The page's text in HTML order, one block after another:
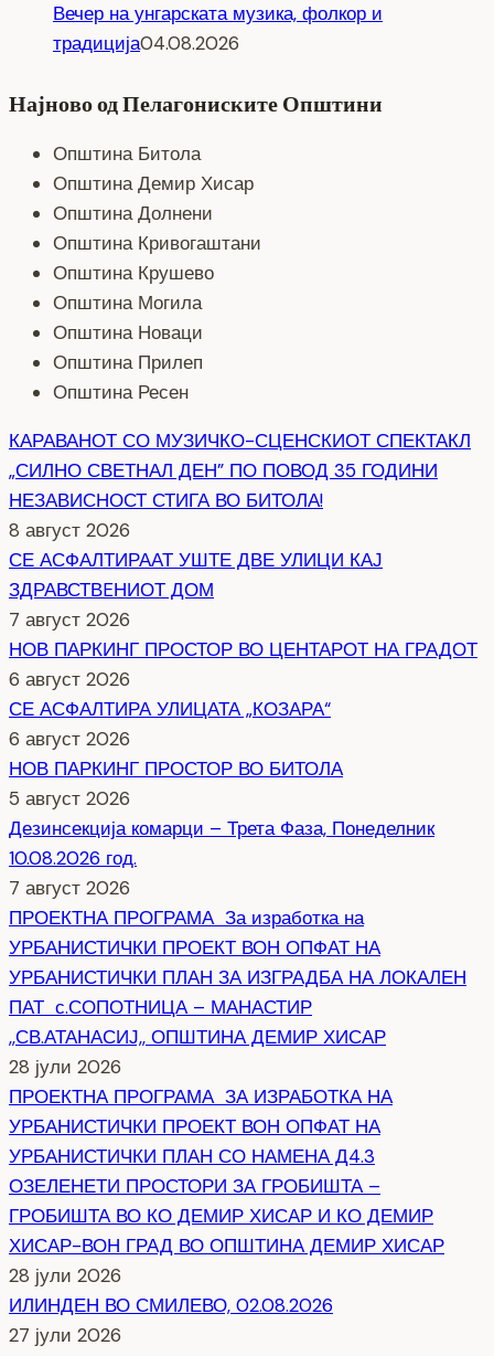
Вечер на унгарската музика, фолкор и
традиција04.08.2026
Најново од Пелагониските Општини
Општина Битола
Општина Демир Хисар
Општина Долнени
Општина Кривогаштани
Општина Крушево
Општина Могила
Општина Новаци
Општина Прилеп
Општина Ресен
КАРАВАНОТ СО МУЗИЧКО-СЦЕНСКИОТ СПЕКТАКЛ
„СИЛНО СВЕТНАЛ ДЕН” ПО ПОВОД 35 ГОДИНИ
НЕЗАВИСНОСТ СТИГА ВО БИТОЛА!
8 август 2026
СЕ АСФАЛТИРААТ УШТЕ ДВЕ УЛИЦИ КАЈ
ЗДРАВСТВEНИОТ ДОМ
7 август 2026
НОВ ПАРКИНГ ПРОСТОР ВО ЦЕНТАРОТ НА ГРАДОТ
6 август 2026
СЕ АСФАЛТИРА УЛИЦАТА „КОЗАРА“
6 август 2026
НОВ ПАРКИНГ ПРОСТОР ВО БИТОЛА
5 август 2026
Дезинсекција комарци – Трета Фаза, Понеделник
10.08.2026 год.
7 август 2026
ПРОЕКТНА ПРОГРАМА За изработка на
УРБАНИСТИЧКИ ПРОЕКТ ВОН ОПФАТ НА
УРБАНИСТИЧКИ ПЛАН ЗА ИЗГРАДБА НА ЛОКАЛЕН
ПАТ с.СОПОТНИЦА – МАНАСТИР
,,СВ.АТАНАСИЈ,, ОПШТИНА ДЕМИР ХИСАР
28 јули 2026
ПРОЕКТНА ПРОГРАМА ЗА ИЗРАБОТКА НА
УРБАНИСТИЧКИ ПРОЕКТ ВОН ОПФАТ НА
УРБАНИСТИЧКИ ПЛАН СО НАМЕНА Д4.3
ОЗЕЛЕНЕТИ ПРОСТОРИ ЗА ГРОБИШТА –
ГРОБИШТА ВО КО ДЕМИР ХИСАР И КО ДЕМИР
ХИСАР-ВОН ГРАД ВО ОПШТИНА ДЕМИР ХИСАР
28 јули 2026
ИЛИНДЕН ВО СМИЛЕВО, 02.08.2026
27 јули 2026